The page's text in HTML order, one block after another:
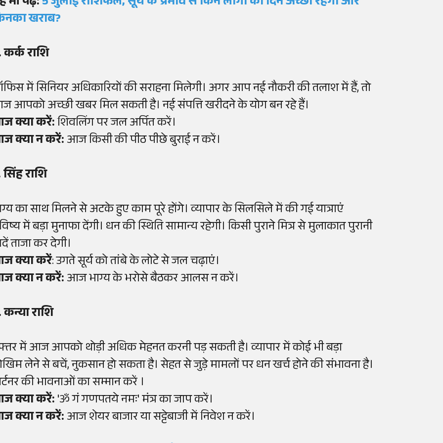
खराब?
कर्क राशि
में सिनियर अधिकारियों की सराहना मिलेगी। अगर आप नई नौकरी की तलाश में हैं, तो
आपको अच्छी खबर मिल सकती है। नई संपत्ति खरीदने के योग बन रहे हैं।
क्या करें:शिवलिंग पर जल अर्पित करें।
क्या न करें:आज किसी की पीठ पीछे बुराई न करें।
राशि
का साथ मिलने से अटके हुए काम पूरे होंगे। व्यापार के सिलसिले में की गई यात्राएं
में बड़ा मुनाफा देंगी। धन की स्थिति सामान्य रहेगी। किसी पुराने मित्र से मुलाकात पुरानी
ताजा कर देगी।
क्या करें: उगते सूर्य को तांबे के लोटे से जल चढ़ाएं।
क्या न करें:आज भाग्य के भरोसे बैठकर आलस न करें।
राशि
में आज आपको थोड़ी अधिक मेहनत करनी पड़ सकती है। व्यापार में कोई भी बड़ा
लेने से बचें, नुकसान हो सकता है। सेहत से जुड़े मामलों पर धन खर्च होने की संभावना है।
की भावनाओं का सम्मान करें ।
क्या करें:'ॐ गं गणपतये नमः' मंत्र का जाप करें।
क्या न करें:आज शेयर बाजार या सट्टेबाजी में निवेश न करें।